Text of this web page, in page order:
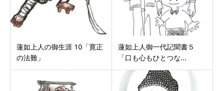
蓮如上人の御生涯 10「寛正
の法難」
蓮如上人御一代記聞書５
「口も心もひとつな...